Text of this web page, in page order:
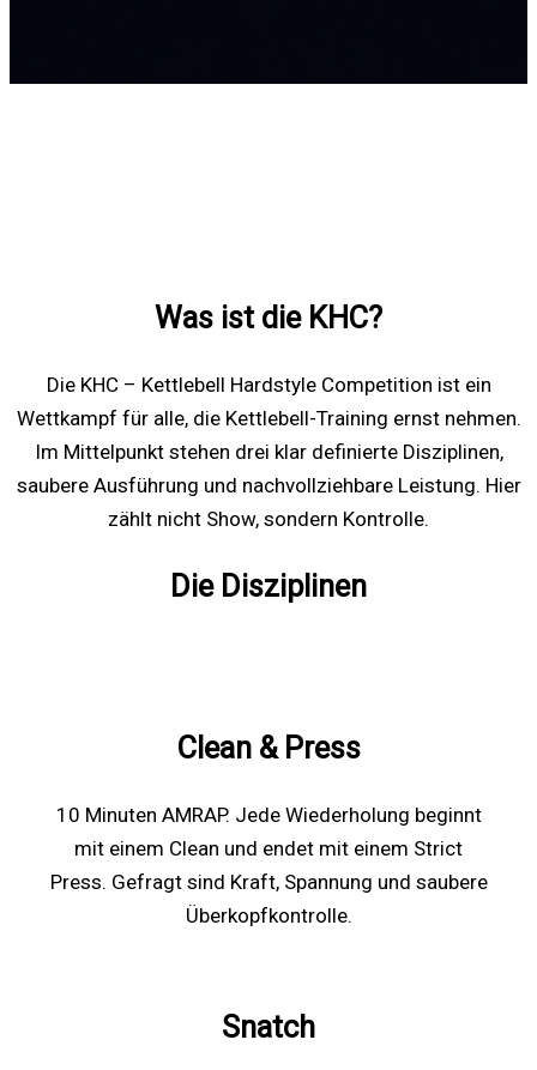
Was ist die KHC?
Die KHC – Kettlebell Hardstyle Competition ist ein
Wettkampf für alle, die Kettlebell-Training ernst nehmen.
Im Mittelpunkt stehen drei klar definierte Disziplinen,
saubere Ausführung und nachvollziehbare Leistung. Hier
zählt nicht Show, sondern Kontrolle.
Die Disziplinen
Clean & Press
10 Minuten AMRAP. Jede Wiederholung beginnt
mit einem Clean und endet mit einem Strict
Press. Gefragt sind Kraft, Spannung und saubere
Überkopfkontrolle.
Snatch